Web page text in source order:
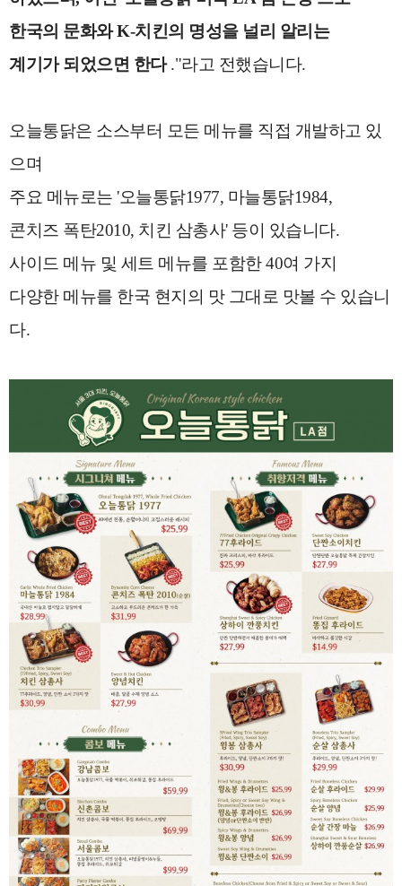
한국의 문화와 K-치킨의 명성을 널리 알리는
계기가 되었으면 한다."라고 전했습니다.
오늘통닭은 소스부터 모든 메뉴를 직접 개발하고 있
으며
주요 메뉴로는 '오늘통닭1977, 마늘통닭1984,
콘치즈 폭탄2010, 치킨 삼총사' 등이 있습니다.
사이드 메뉴 및 세트 메뉴를 포함한 40여 가지
다양한 메뉴를 한국 현지의 맛 그대로 맛볼 수 있습니
다.